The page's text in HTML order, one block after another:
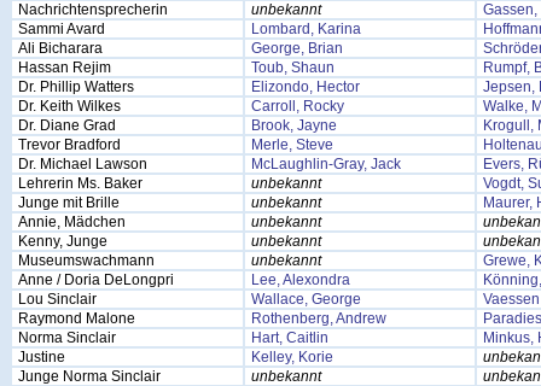
Nachrichtensprecherin
unbekannt
Sammi Avard
Lombard, Karina
Ali Bicharara
George, Brian
Hassan Rejim
Toub, Shaun
Rumpf,
Dr. Phillip Watters
Elizondo, Hector
Jepsen,
Dr. Keith Wilkes
Carroll, Rocky
Walke,
Dr. Diane Grad
Brook, Jayne
Krogull,
Trevor Bradford
Merle, Steve
Dr. Michael Lawson
McLaughlin-Gray, Jack
Evers,
Lehrerin Ms. Baker
unbekannt
Vogdt,
Junge mit Brille
unbekannt
Maurer,
Annie, Mädchen
unbekannt
Kenny, Junge
unbekannt
Museumswachmann
unbekannt
Grewe,
Anne / Doria DeLongpri
Lee, Alexondra
Lou Sinclair
Wallace, George
Raymond Malone
Rothenberg, Andrew
Norma Sinclair
Hart, Caitlin
Minkus,
Justine
Kelley, Korie
Junge Norma Sinclair
unbekannt